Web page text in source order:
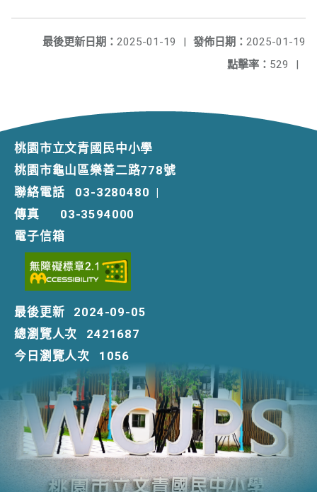
發佈日期： 2025-01-19
最後更新日期： 2025-01-19
|
點擊率： 529 |
桃園市立文青國民中小學
桃園市龜山區樂善二路778號
聯絡電話
03-3280480 |
傳真
03-3594000
電子信箱
最後更新
2024-09-05
總瀏覽人次
2421687
今日瀏覽人次
1056